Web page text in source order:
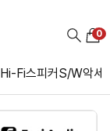
Hi-Fi스피커S/W악세
0